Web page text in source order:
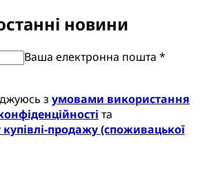
новини
Ваша електронна пошта *
з умовами використання
та
продажу (споживацької